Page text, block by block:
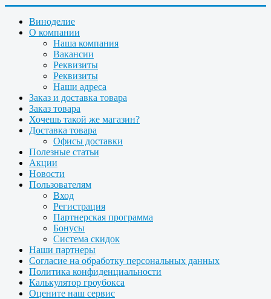
Виноделие
О компании
Наша компания
Вакансии
Реквизиты
Реквизиты
Наши адреса
Заказ и доставка товара
Заказ товара
Хочешь такой же магазин?
Доставка товара
Офисы доставки
Полезные статьи
Акции
Новости
Пользователям
Вход
Регистрация
Партнерская программа
Бонусы
Система скидок
Наши партнеры
Согласие на обработку персональных данных
Политика конфиденциальности
Калькулятор гроубокса
Оцените наш сервис